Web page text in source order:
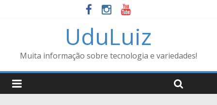
UduLuiz
Muita informação sobre tecnologia e variedades!